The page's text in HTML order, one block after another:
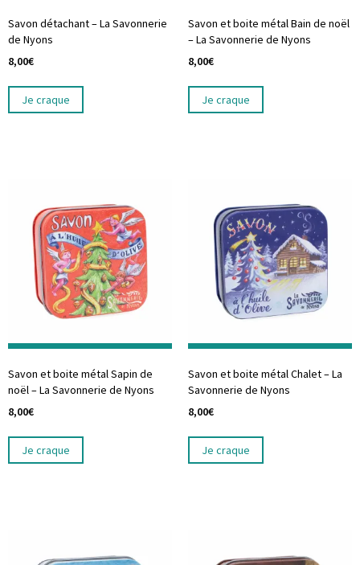
Savon détachant – La Savonnerie
de Nyons
8,00€
Je craque
Savon et boite métal Bain de noël
– La Savonnerie de Nyons
8,00€
Je craque
Savon et boite métal Sapin de
noël – La Savonnerie de Nyons
8,00€
Je craque
Savon et boite métal Chalet – La
Savonnerie de Nyons
8,00€
Je craque